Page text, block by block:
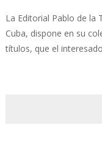
La Editorial Pablo de la
Cuba, dispone en su
títulos, que el